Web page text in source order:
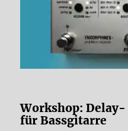
Workshop:
für Bassgitarre